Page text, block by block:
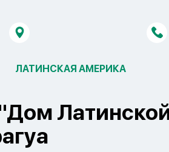
ЛАТИНСКАЯ АМЕРИКА